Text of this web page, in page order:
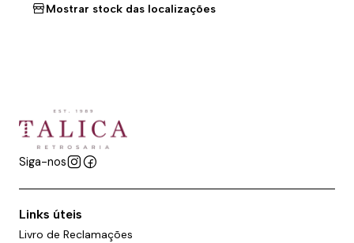
Mostrar stock das localizações
Siga-nos
Links úteis
Livro de Reclamações